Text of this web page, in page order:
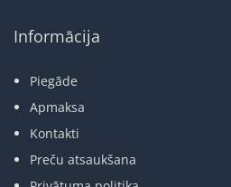
Informācija
Piegāde
Apmaksa
Kontakti
Preču atsaukšana